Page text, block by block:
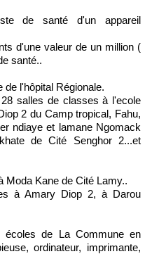
de santé d'un appareil
d'une valeur de un million (
santé..
de l'hôpital Régionale.
salles de classes à l'ecole
2 du Camp tropical, Fahu,
ndiaye et lamane Ngomack
de Cité Senghor 2...et
Moda Kane de Cité Lamy..
à Amary Diop 2, à Darou
de La Commune en
ordinateur, imprimante,